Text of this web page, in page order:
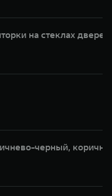
на стеклах
черный,